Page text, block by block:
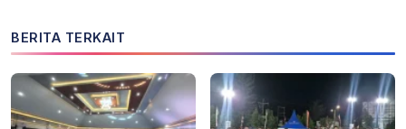
BERITA TERKAIT